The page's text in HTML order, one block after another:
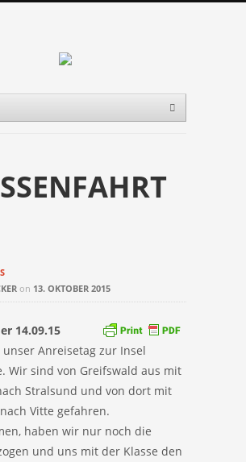
on 13. OKTOBER 2015
14.09.15
unser Anreisetag zur Insel
Wir sind von Greifswald aus mit
Stralsund und von dort mit
Vitte gefahren.
haben wir nur noch die
und uns mit der Klasse den